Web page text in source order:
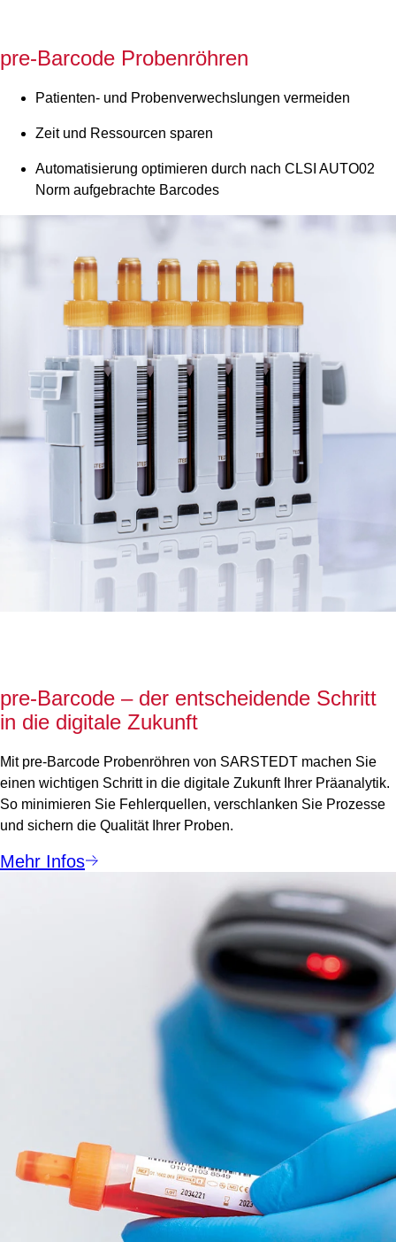
pre-Barcode Probenröhren
Patienten- und Probenverwechslungen vermeiden
Zeit und Ressourcen sparen
Automatisierung optimieren durch nach CLSI AUTO02
Norm aufgebrachte Barcodes
pre-Barcode – der entscheidende Schritt
in die digitale Zukunft
Mit pre-Barcode Probenröhren von SARSTEDT machen Sie
einen wichtigen Schritt in die digitale Zukunft Ihrer Präanalytik.
So minimieren Sie Fehlerquellen, verschlanken Sie Prozesse
und sichern die Qualität Ihrer Proben.
Mehr Infos